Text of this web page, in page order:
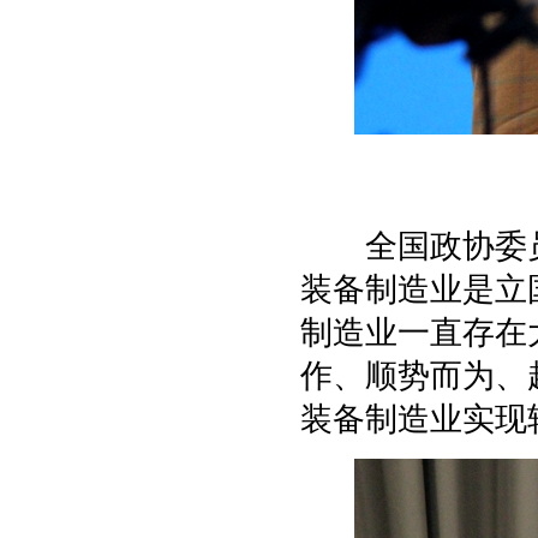
全国政协委员
装备制造业是
制造业一直存
作、顺势而为
装备制造业实现